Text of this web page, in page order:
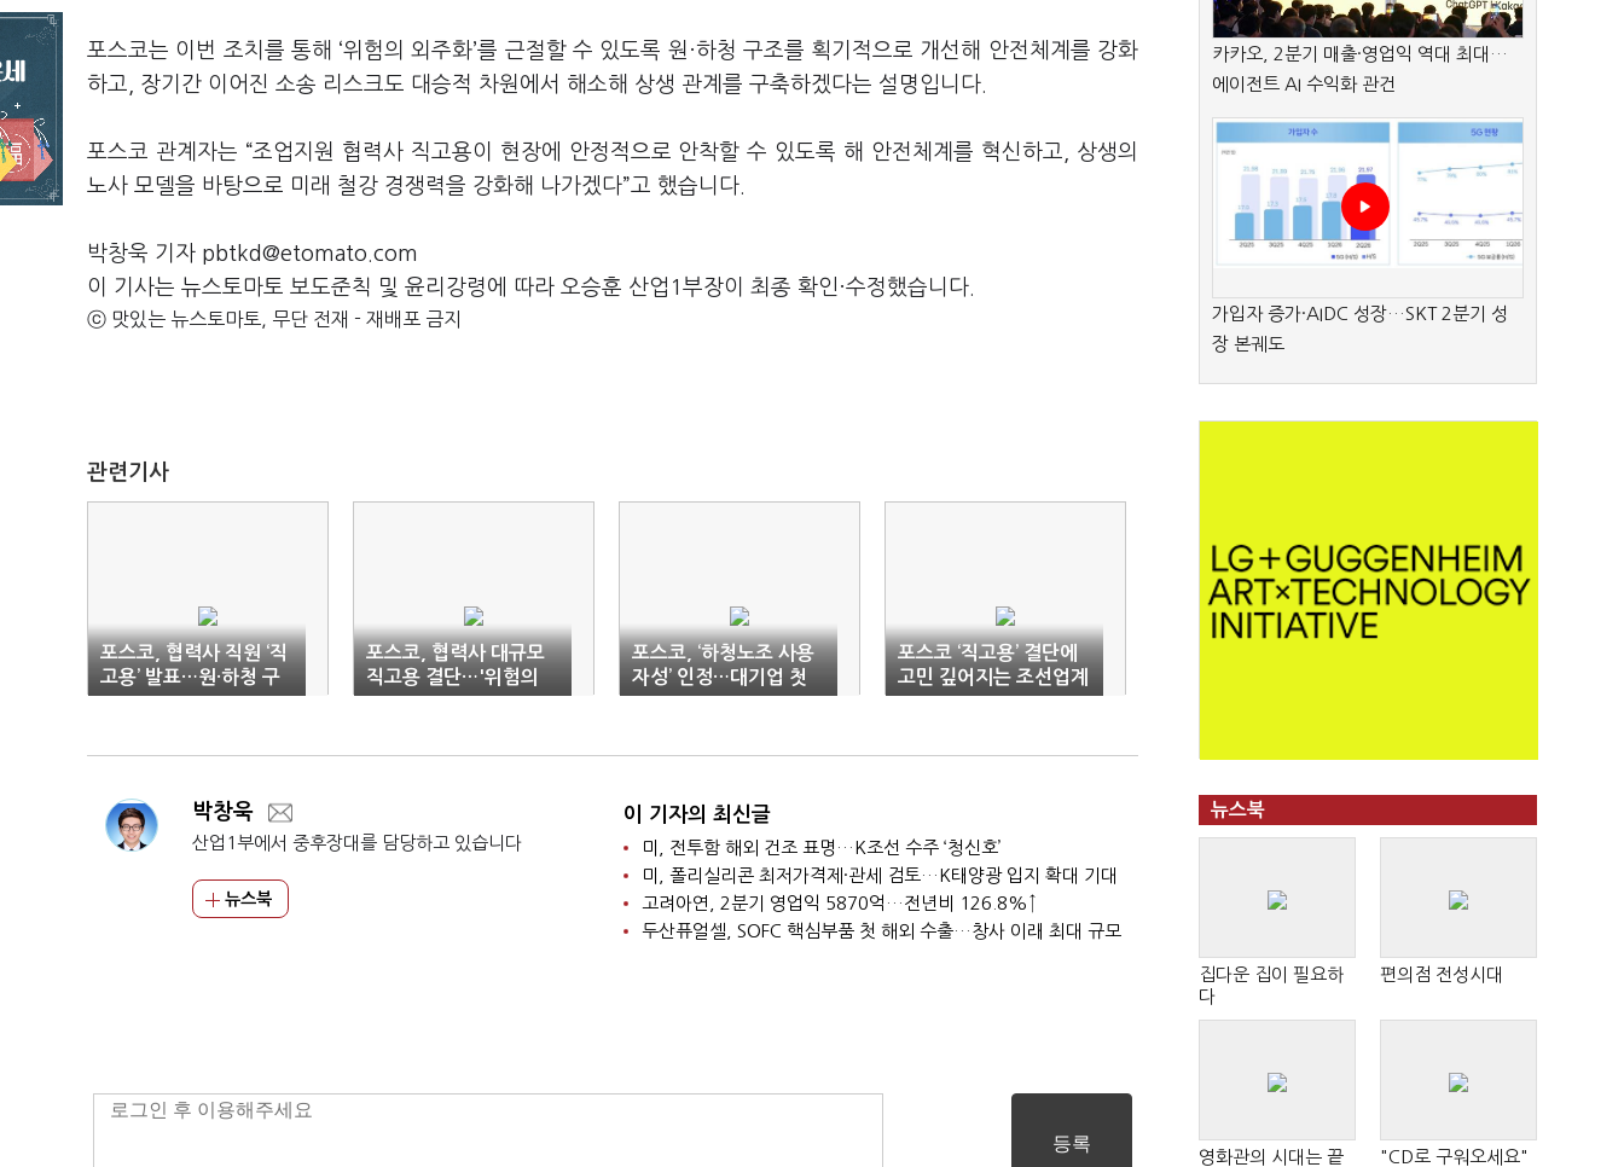
포스코는 이번 조치를 통해 ‘위험의 외주화’를 근절할 수 있도록 원·하청 구조를 획기적으로 개선해 안전체계를 강화
하고, 장기간 이어진 소송 리스크도 대승적 차원에서 해소해 상생 관계를 구축하겠다는 설명입니다.
포스코 관계자는 “조업지원 협력사 직고용이 현장에 안정적으로 안착할 수 있도록 해 안전체계를 혁신하고, 상생의
노사 모델을 바탕으로 미래 철강 경쟁력을 강화해 나가겠다”고 했습니다.
박창욱 기자 pbtkd@etomato.com
이 기사는 뉴스토마토 보도준칙 및 윤리강령에 따라 오승훈 산업1부장이 최종 확인·수정했습니다.
ⓒ 맛있는 뉴스토마토, 무단 전재 - 재배포 금지
관련기사
포스코, 협력사 직원 ‘직
고용’ 발표…원·하청 구
조 개편
포스코, 협력사 대규모
직고용 결단…'위험의
외주화' 근절 의지
포스코, ‘하청노조 사용
자성’ 인정…대기업 첫
판정
포스코 ‘직고용’ 결단에
고민 깊어지는 조선업계
박창욱
산업1부에서 중후장대를 담당하고 있습니다
뉴스북
이 기자의 최신글
미, 전투함 해외 건조 표명…K조선 수주 ‘청신호’
미, 폴리실리콘 최저가격제·관세 검토…K태양광 입지 확대 기대
고려아연, 2분기 영업익 5870억…전년비 126.8%↑
두산퓨얼셀, SOFC 핵심부품 첫 해외 수출…창사 이래 최대 규모
카카오, 2분기 매출·영업익 역대 최대…
에이전트 AI 수익화 관건
가입자 증가·AIDC 성장…SKT 2분기 성
장 본궤도
뉴스북
집다운 집이 필요하
다
편의점 전성시대
영화관의 시대는 끝
"CD로 구워오세요"